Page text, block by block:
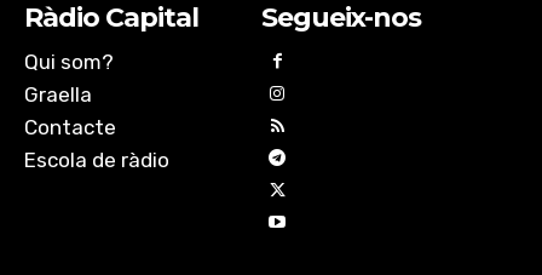
Ràdio Capital
Qui som?
Graella
Contacte
Escola de ràdio
Segueix-nos